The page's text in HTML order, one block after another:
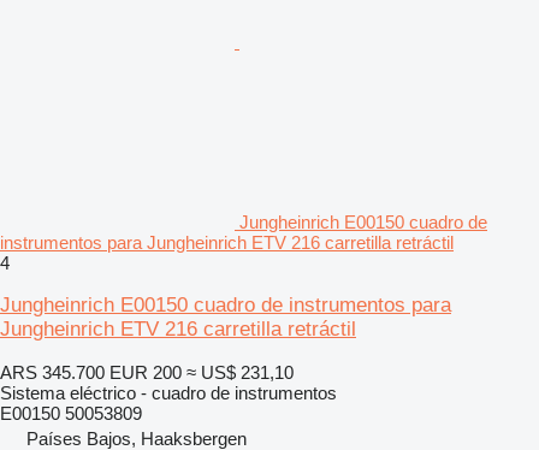
Jungheinrich E00150 cuadro de
instrumentos para Jungheinrich ETV 216 carretilla retráctil
4
Jungheinrich E00150 cuadro de instrumentos para
Jungheinrich ETV 216 carretilla retráctil
ARS 345.700 EUR 200 ≈ US$ 231,10
Sistema eléctrico - cuadro de instrumentos
E00150 50053809
Países Bajos, Haaksbergen